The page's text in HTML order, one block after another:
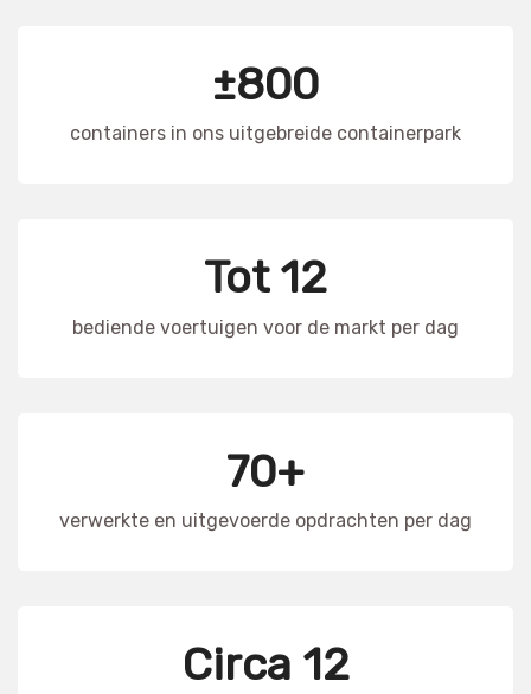
±800
containers in ons uitgebreide containerpark
Tot 12
bediende voertuigen voor de markt per dag
70+
verwerkte en uitgevoerde opdrachten per dag
Circa 12